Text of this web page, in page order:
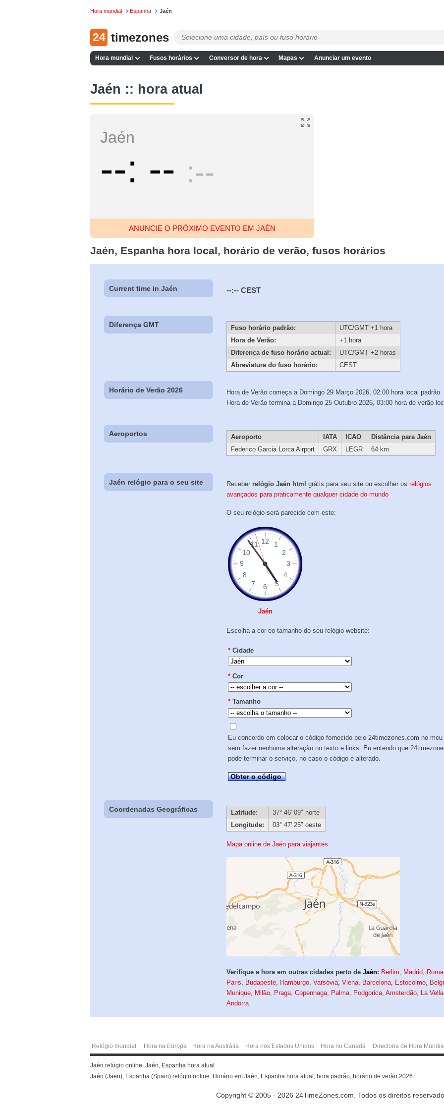
Hora mundial Espanha Jaén
24 timezones
Hora mundial Fusos horários Conversor de hora Mapas Anunciar um evento
Jaén :: hora atual
Jaén
-- -- --
ANUNCIE O PRÓXIMO EVENTO EM JAÉN
Jaén, Espanha hora local, horário de verão, fusos horários
Current time in Jaén --:-- CEST
Diferença GMT Fuso horário padrão:
UTC/GMT +1 hora
Hora de Verão:
+1 hora
Diferença de fuso horário actual:
UTC/GMT +2 horas
Abreviatura do fuso horário:
CEST
Horário de Verão 2026
Hora de Verão começa a Domingo 29 Março 2026, 02:00 hora local padrão
Hora de Verão termina a Domingo 25 Outubro 2026, 03:00 hora de verão
Aeroportos Aeroporto IATA ICAO
Distância para Jaén
Federico Garcia Lorca Airport
GRX LEGR 64 km
Jaén relógio para o seu site Receber relógio Jaén html grátis para seu site ou escolher osrelógios
avançados para praticamente qualquer cidade do mundo
O seu relógio será parecido com este:
Jaén
Escolha a cor eo tamanho do seu relógio website:
* Cidade
* Cor
* Tamanho
Eu concordo em colocar o código fornecido pelo 24timezones.com no
sem fazer nenhuma alteração no texto e links. Eu entendo que
pode terminar o serviço, no caso o código é alterado.
Obter o código
Coordenadas Geográficas Latitude:
37° 46′ 09″ norte
Longitude:
03° 47′ 25″ oeste
Mapa online de Jaén para viajantes
Verifique a hora em outras cidades perto deJaén: Berlim, Madrid, Roma
Paris, Budapeste, Hamburgo,Varsóvia,Viena, Barcelona, Estocolmo,
Munique, Milão, Praga,Copenhaga, Palma, Podgorica,Amsterdão, La
Andorra
Relógio mundial Hora na Europa Hora na Austrália Hora nos Estados Unidos Hora no Canadá Directoria de Hora
Jaén relógio online. Jaén, Espanha hora atual
Jaén (Jaen), Espanha (Spain) relógio online. Horário em Jaén, Espanha hora atual, hora padrão, horário de verão 2026.
Copyright © 2005 - 2026 24TimeZones.com. Todos os direitos